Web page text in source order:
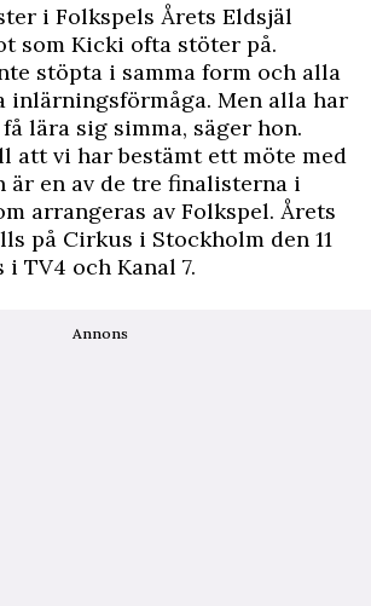
i Folkspels Årets Eldsjäl
som Kicki ofta stöter på.
stöpta i samma form och alla
inlärningsförmåga. Men alla har
lära sig simma, säger hon.
att vi har bestämt ett möte med
är en av de tre finalisterna i
arrangeras av Folkspel. Årets
på Cirkus i Stockholm den 11
TV4 och Kanal 7.
Annons